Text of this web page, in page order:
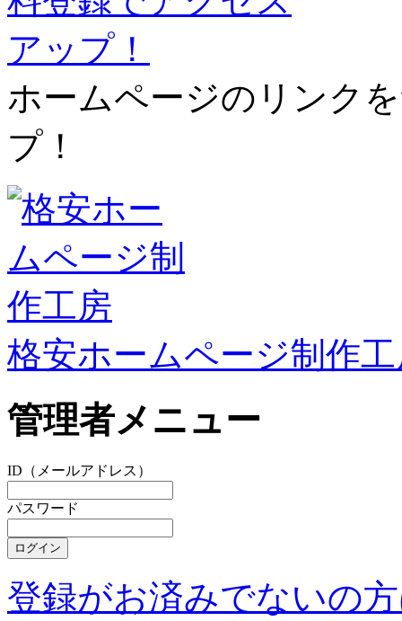
ホームページのリンク
プ！
格安ホームページ制作
管理者メニュー
ID（メールアドレス）
パスワード
登録がお済みでないの